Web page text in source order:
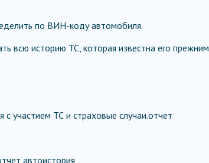
по ВИН-коду автомобиля.
всю историю ТС, которая известна его прежним
участием ТС и страховые случаи.отчет
автоистория